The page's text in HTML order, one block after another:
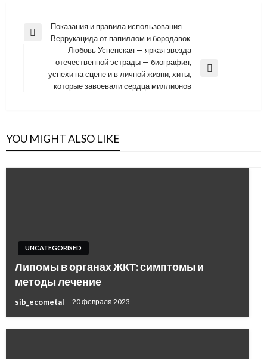
Навигация
записям
Previous
Показания и правила использования
Веррукацида от папиллом и бородавок
Next
Любовь Успенская — яркая звезда
отечественной эстрады — биография,
успехи на сцене и в личной жизни, хиты,
которые завоевали сердца миллионов
YOU MIGHT ALSO LIKE
UNCATEGORISED
Липомы в органах ЖКТ: симптомы и
методы лечение
sib_ecometal 20 февраля 2023